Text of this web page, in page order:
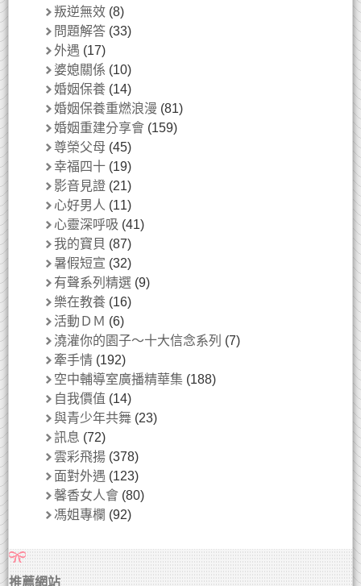
叛逆無效 (8)
問題解答 (33)
外遇 (17)
婆媳關係 (10)
婚姻保養 (14)
婚姻保養重燃浪漫 (81)
婚姻重建分享會 (159)
尊榮父母 (45)
幸福四十 (19)
影音見證 (21)
心好男人 (11)
心靈深呼吸 (41)
我的寶貝 (87)
暑假短宣 (32)
有聲系列精選 (9)
樂在教養 (16)
活動ＤＭ (6)
澆灌你的園子～十大信念系列 (7)
牽手情 (192)
空中輔導室廣播精華集 (188)
自我價值 (14)
與青少年共舞 (23)
訊息 (72)
雲彩飛揚 (378)
面對外遇 (123)
馨香女人會 (80)
馮姐專欄 (92)
推薦網站